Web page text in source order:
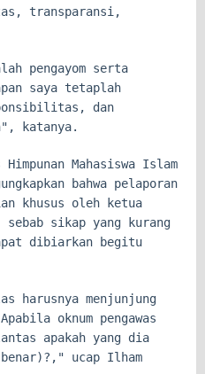
transparansi,
pengayom serta
saya tetaplah
dan
katanya.
Mahasiswa Islam
bahwa pelaporan
khusus oleh ketua
sebab sikap yang kurang
dibiarkan begitu
harusnya menjunjung
oknum pengawas
apakah yang dia
ucap Ilham